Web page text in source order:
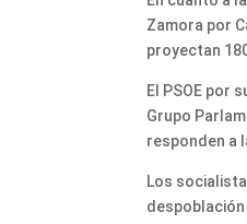
Zamora por
proyectan
El PSOE por
Grupo
responden a
Los